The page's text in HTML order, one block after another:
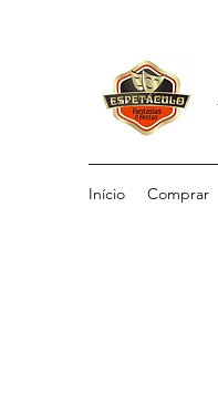
Início Comprar